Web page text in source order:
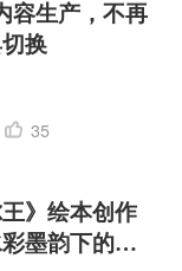
容生产，不再
换
35
王》绘本创作
墨韵下的史